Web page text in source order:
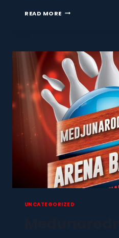
READ MORE GRADSKA
UNCATEGORIZED